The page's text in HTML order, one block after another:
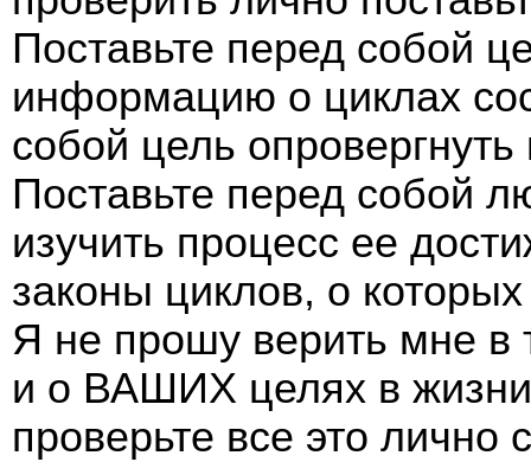
Поставьте перед собой
информацию о циклах
собой цель
Поставьте перед собой
изучить процесс ее
законы циклов, о
Я не прошу верить мне в
и о ВАШИХ целях в
проверьте все это лично